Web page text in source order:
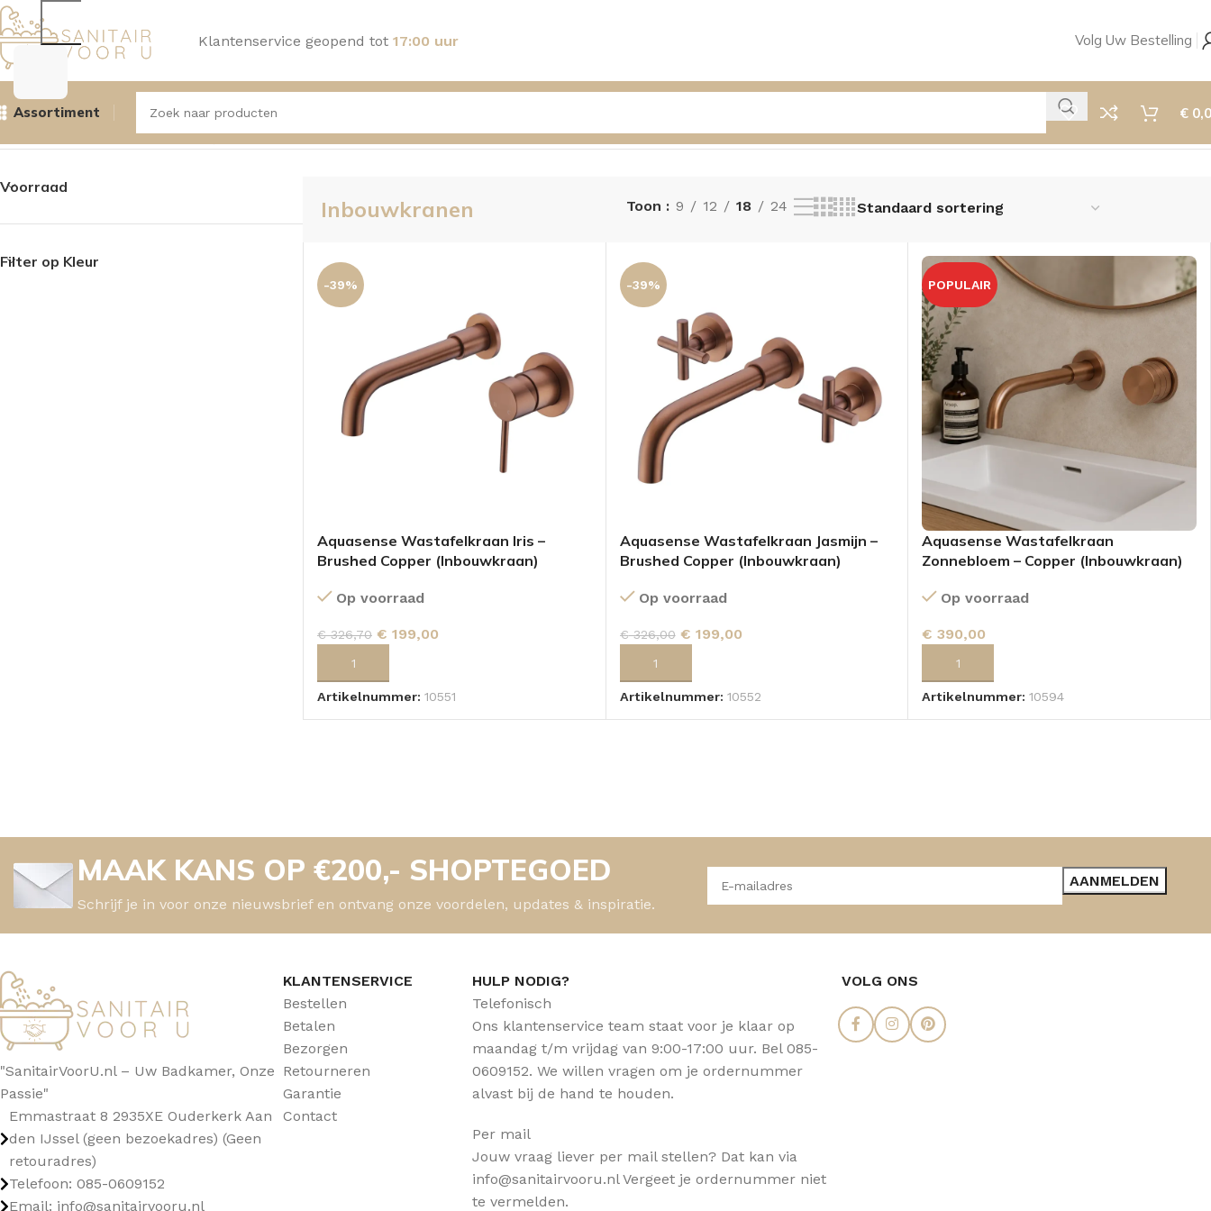
Klantenservice geopend tot 17:00 uur Volg Uw Bestelling
Assortiment
TOPBLADEN
€
Wastafelkranen, Kranen InbouwkranenToont alle 3 resultaten
Voorraad
Filter op Kleur
Inbouwkranen Toon 9 12 18 24
-39%
Aquasense Wastafelkraan Iris –
Brushed Copper (Inbouwkraan)
Op voorraad
€326,70 € 199,00
TOEVOEGEN AAN WINKELWAGEN
Artikelnummer: 10551
-39%
Aquasense Wastafelkraan Jasmijn –
Brushed Copper (Inbouwkraan)
Op voorraad
€326,00 € 199,00
TOEVOEGEN AAN WINKELWAGEN
Artikelnummer: 10552
POPULAIR
Aquasense Wastafelkraan
Zonnebloem – Copper (Inbouwkraan)
Op voorraad
€ 390,00
TOEVOEGEN AAN WINKELWAGEN
Artikelnummer:10594
MAAK KANS OP €200,- SHOPTEGOED
Schrijf je in voor onze nieuwsbrief en ontvang onze voordelen, updates & inspiratie.
"SanitairVoorU.nl – Uw Badkamer, Onze
Passie"
Emmastraat 8 2935XE Ouderkerk Aan
den IJssel (geen bezoekadres) (Geen
retouradres)
Telefoon: 085-0609152
Email: info@sanitairvooru.nl
KLANTENSERVICE
Bestellen
Betalen
Bezorgen
Retourneren
Garantie
Contact
HULP NODIG?
Telefonisch
Ons klantenservice team staat voor je klaar op
maandag t/m vrijdag van 9:00-17:00 uur. Bel 085-
0609152. We willen vragen om je ordernummer
alvast bij de hand te houden.
Per mail
Jouw vraag liever per mail stellen? Dat kan via
info@sanitairvooru.nl Vergeet je ordernummer niet
te vermelden.
VOLG ONS